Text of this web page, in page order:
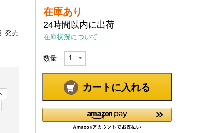
発売
在庫あり
24時間以内に出荷
在庫状況について
数量
カートに入れる